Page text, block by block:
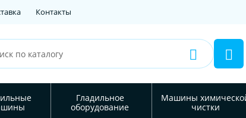
Контакты
Гладильное
оборудование
Машины
чистки